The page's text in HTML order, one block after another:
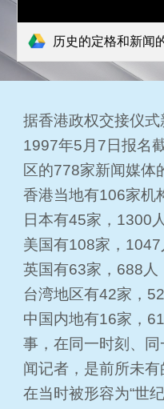
历史的定格和新闻
据香港政权交接仪
1997年5月7日报名
区的778家新闻媒体
香港当地有106家机
日本有45家，1300
美国有108家，1047
英国有63家，688人
台湾地区有42家，
中国内地有16家，
事，在同一时刻、
闻记者，是前所未
在当时被形容为“世